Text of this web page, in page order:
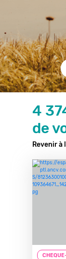
4
de
Revenir